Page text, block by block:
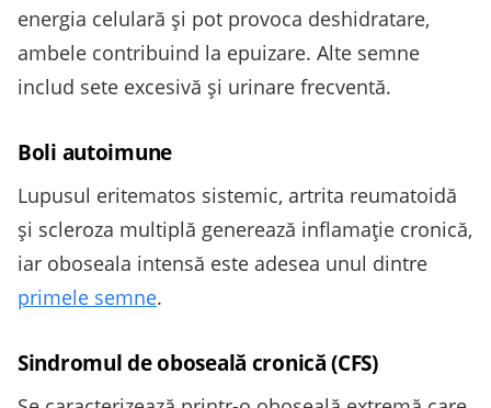
energia celulară și pot provoca deshidratare,
ambele contribuind la epuizare. Alte semne
includ sete excesivă și urinare frecventă.
Boli autoimune
Lupusul eritematos sistemic, artrita reumatoidă
și scleroza multiplă generează inflamație cronică,
iar oboseala intensă este adesea unul dintre
primele semne.
Sindromul de oboseală cronică (CFS)